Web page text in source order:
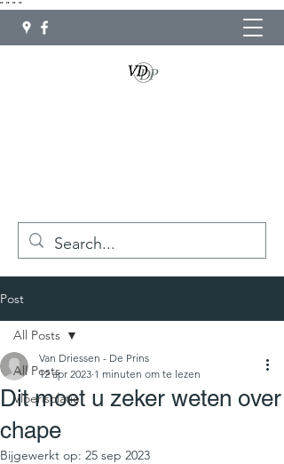
" " " "
Post
All Posts
Vloerisolatie
All Posts
Dit moet u zeker weten over
chape
Van Driessen - De Prins
12 apr 2023 1 minuten om te lezen
Bijgewerkt op: 25 sep 2023